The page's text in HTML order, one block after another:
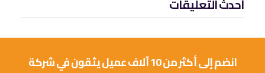
أحدث التعليقات
انضم إلى أكثر من 10 آلاف عميل يثقون في شركة